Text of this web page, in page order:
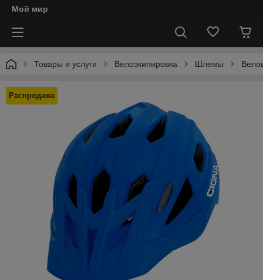
Мой мир
Товары и услуги Велоэкипировка Шлемы
Распродажа